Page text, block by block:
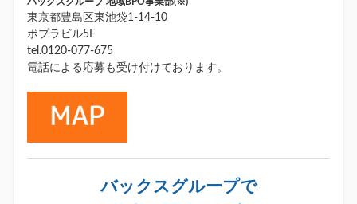
バックスグループ 地域BPO事業部(※)
東京都豊島区東池袋1-14-10
ポプラビル5F
tel.0120-077-675
電話による応募も受け付けております。
バックスグループで